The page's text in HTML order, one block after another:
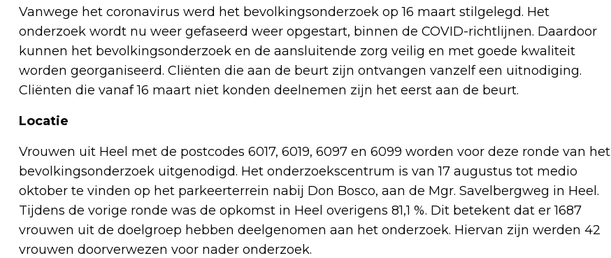
Vanwege het coronavirus werd het bevolkingsonderzoek op 16 maart stilgelegd. Het
onderzoek wordt nu weer gefaseerd weer opgestart, binnen de COVID-richtlijnen. Daardoor
kunnen het bevolkingsonderzoek en de aansluitende zorg veilig en met goede kwaliteit
worden georganiseerd. Cliënten die aan de beurt zijn ontvangen vanzelf een uitnodiging.
Cliënten die vanaf 16 maart niet konden deelnemen zijn het eerst aan de beurt.
Locatie
Vrouwen uit Heel met de postcodes 6017, 6019, 6097 en 6099 worden voor deze ronde van het
bevolkingsonderzoek uitgenodigd. Het onderzoekscentrum is van 17 augustus tot medio
oktober te vinden op het parkeerterrein nabij Don Bosco, aan de Mgr. Savelbergweg in Heel.
Tijdens de vorige ronde was de opkomst in Heel overigens 81,1 %. Dit betekent dat er 1687
vrouwen uit de doelgroep hebben deelgenomen aan het onderzoek. Hiervan zijn werden 42
vrouwen doorverwezen voor nader onderzoek.